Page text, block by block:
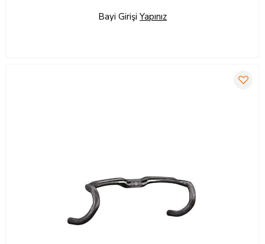
Bayi Girişi Yapınız